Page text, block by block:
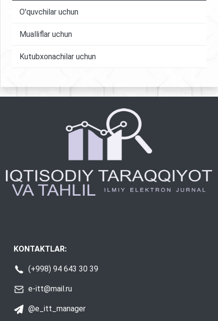
O'quvchilar uchun
Mualliflar uchun
Kutubxonachilar uchun
KONTAKTLAR:
(+998) 94 643 30 39
e-itt@mail.ru
@e_itt_manager